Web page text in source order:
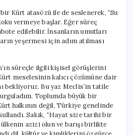
bir Kürt atasözü ile de seslenerek, “Su
vermeye başlar. Eğer süreç
edilebilir. İnsanların umutları
yeşermesi için adım atılması
süreçle ilgili kişisel görüşlerini
meselesinin kalıcı çözümüne dair
bekliyoruz. Bu yaz Meclis’in tatile
Toplumda büyük bir
halkının değil, Türkiye genelinde
Sakık, “Hayat size tarihi bir
azizi olun ve barışı birlikte